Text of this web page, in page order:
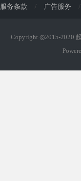
服务条款 / 广告服务 /
Copyright ◎2015-2020